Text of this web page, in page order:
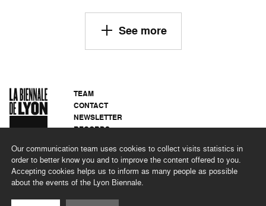
Our communication team uses cookies to collect visits statistics in
order to better know you and to improve the content offered to you.
Accepting cookies helps us to inform as many people as possible
about the events of the Lyon Biennale.
See more
TEAM
CONTACT
NEWSLETTER
RECORDS
LEGAL NOTICES
CSR PROGRAMME